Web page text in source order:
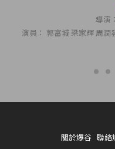
導演
演員： 郭富城 梁家輝 周潤
關於爆谷 聯絡